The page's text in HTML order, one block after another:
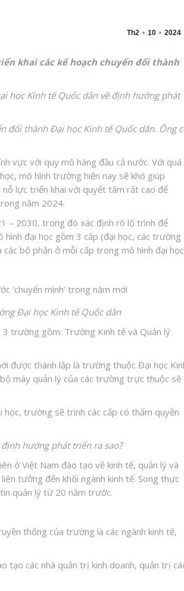
Th2 10 2024
khai các kế hoạch chuyển đổi thành
học Kinh tế Quốc dân về định hướng phát
đổi thành Đại học Kinh tế Quốc dân. Ông
vực với quy mô hàng đầu cả nước. Với quá
mô hình trường hiện nay sẽ khó giúp
lực triển khai với quyết tâm rất cao để
năm 2024.
– 2030, trong đó xác định rõ lộ trình để
đại học gồm 3 cấp (đại học, các trường
bộ phận ở mỗi cấp trong mô hình đại
Đại học Kinh tế Quốc dân
trường gồm: Trường Kinh tế và Quản lý
được thành lập là trường thuộc Đại học
máy quản lý của các trường trực thuộc sẽ
học, trường sẽ trình các cấp có thẩm quyền
hướng phát triển ra sao?
ở Việt Nam đào tạo về kinh tế, quản lý và
tưởng đến khối ngành kinh tế. Song thực
quản lý từ 20 năm trước.
thống của trường là các ngành kinh tế,
tạo các nhà quản trị kinh doanh, quản trị